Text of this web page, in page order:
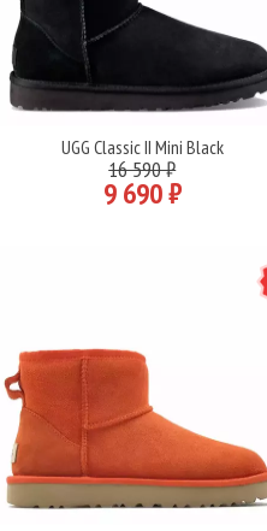
Подробнее
UGG Classic II Mini Black
16 590 ₽
9 690 ₽